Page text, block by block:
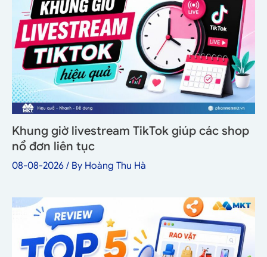
Khung giờ livestream TikTok giúp các shop
nổ đơn liên tục
08-08-2026 / By Hoàng Thu Hà